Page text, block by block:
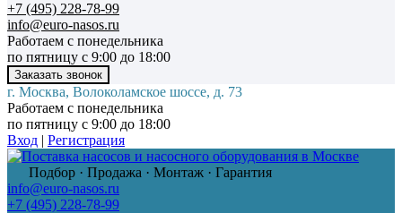
+7 (495) 228-78-99
info@euro-nasos.ru
Работаем с понедельника
по пятницу с 9:00 до 18:00
г. Москва, Волоколамское шоссе, д. 73
Работаем с понедельника
по пятницу с 9:00 до 18:00
Вход | Регистрация
Подбор · Продажа · Монтаж · Гарантия
info@euro-nasos.ru
+7 (495) 228-78-99